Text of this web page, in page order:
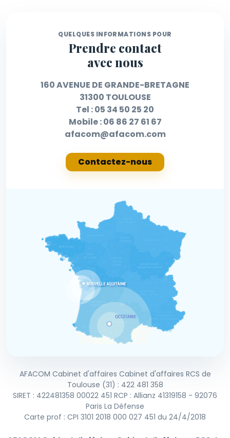
QUELQUES INFORMATIONS POUR
Prendre contact
avec nous
160 AVENUE DE GRANDE-BRETAGNE
31300 TOULOUSE
Tel :05 34 50 25 20
Mobile :06 86 27 61 67
afacom@afacom.com
Contactez-nous
AFACOM Cabinet d'affaires Cabinet d'affaires RCS de
Toulouse (31) : 422 481 358
SIRET : 422481358 00022 451 RCP : Allianz 41319158 - 92076
Paris La Défense
Carte prof : CPI 3101 2018 000 027 451 du 24/4/2018